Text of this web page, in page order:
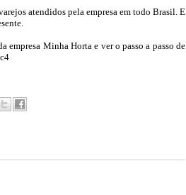
atendidos pela empresa em todo Brasil. E
empresa Minha Horta e ver o passo a passo de